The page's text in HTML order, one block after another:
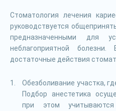
Стоматология лечения
руководствуется
предназначенными для
неблагоприятной
достаточные действия
Обезболивание участка,
Подбор анестетика
при этом учитываются